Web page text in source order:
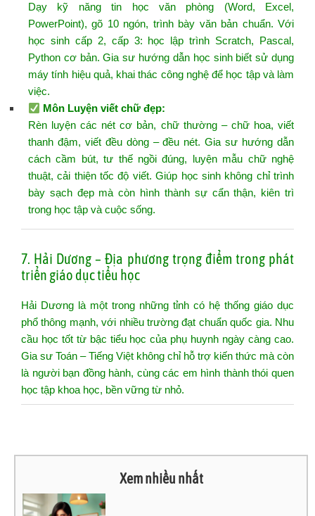
Dạy kỹ năng tin học văn phòng (Word, Excel,
PowerPoint), gõ 10 ngón, trình bày văn bản chuẩn. Với
học sinh cấp 2, cấp 3: học lập trình Scratch, Pascal,
Python cơ bản. Gia sư hướng dẫn học sinh biết sử dụng
máy tính hiệu quả, khai thác công nghệ để học tập và làm
việc.
Môn Luyện viết chữ đẹp:
Rèn luyện các nét cơ bản, chữ thường – chữ hoa, viết
thanh đậm, viết đều dòng – đều nét. Gia sư hướng dẫn
cách cầm bút, tư thế ngồi đúng, luyện mẫu chữ nghệ
thuật, cải thiện tốc độ viết. Giúp học sinh không chỉ trình
bày sạch đẹp mà còn hình thành sự cẩn thận, kiên trì
trong học tập và cuộc sống.
7. Hải Dương – Địa phương trọng điểm trong phát
triển giáo dục tiểu học
Hải Dương là một trong những tỉnh có hệ thống giáo dục
phổ thông mạnh, với nhiều trường đạt chuẩn quốc gia. Nhu
cầu học tốt từ bậc tiểu học của phụ huynh ngày càng cao.
Gia sư Toán – Tiếng Việt không chỉ hỗ trợ kiến thức mà còn
là người bạn đồng hành, cùng các em hình thành thói quen
học tập khoa học, bền vững từ nhỏ.
Xem nhiều nhất